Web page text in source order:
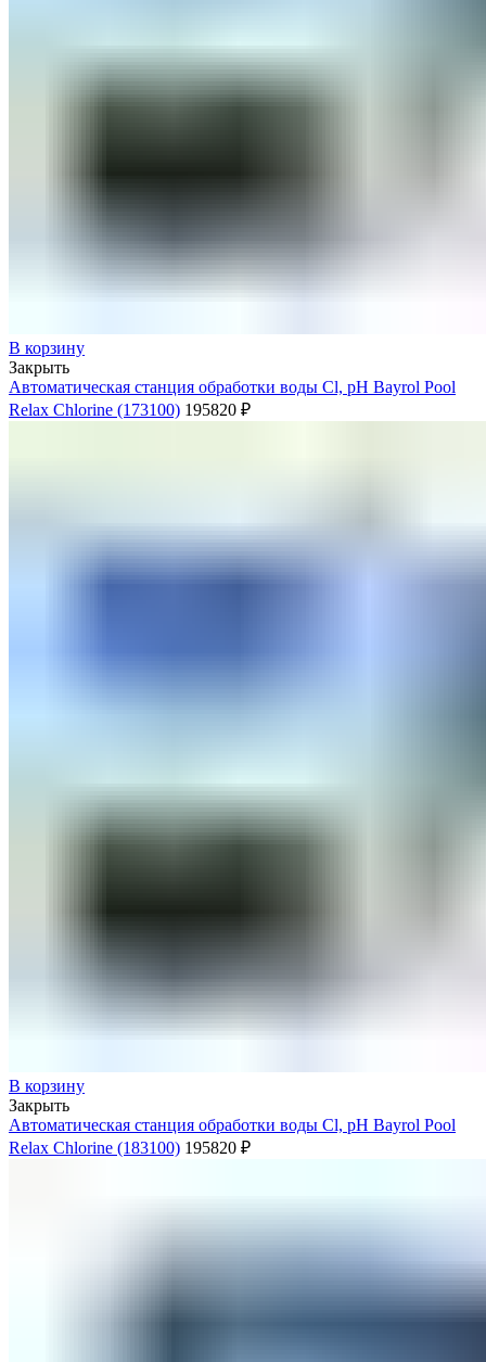
В корзину
Закрыть
Автоматическая станция обработки воды Cl, pH Bayrol Poоl
Relax Chlorine (173100) 195820 ₽
В корзину
Закрыть
Автоматическая станция обработки воды Cl, pH Bayrol Poоl
Relax Chlorine (183100) 195820 ₽